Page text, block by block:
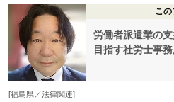
こ
労働者派遣業の
目指す社労士事務
[福島県／法律関連]